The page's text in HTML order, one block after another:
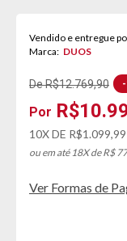
Vendido e entregue
Marca: DUOS
De R$12.769,90
10X DE R$1.099,99
ou em até 18X de R$
Ver Formas de